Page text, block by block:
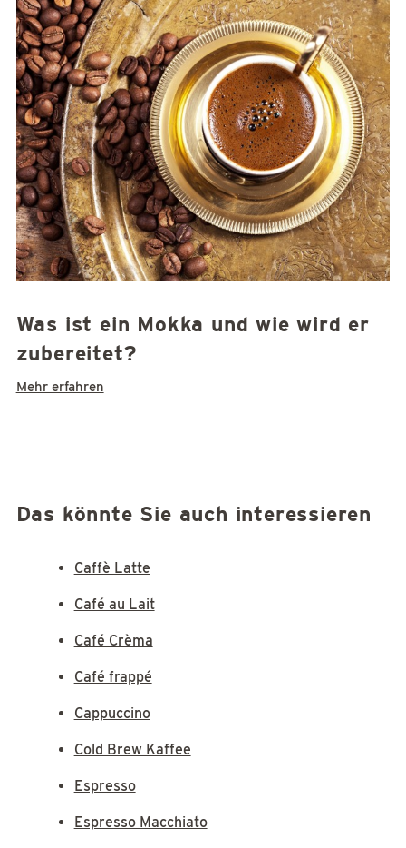
Was ist ein Mokka und wie wird er
zubereitet?
Mehr erfahren
Das könnte Sie auch interessieren
Caffè Latte
Café au Lait
Café Crèma
Café frappé
Cappuccino
Cold Brew Kaffee
Espresso
Espresso Macchiato